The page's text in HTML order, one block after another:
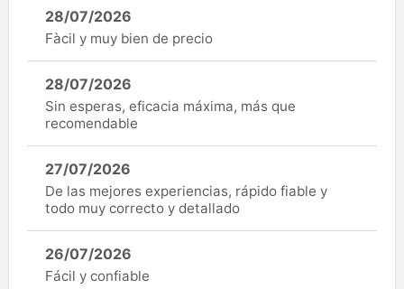
28/07/2026
Fàcil y muy bien de precio
28/07/2026
Sin esperas, eficacia máxima, más que
recomendable
27/07/2026
De las mejores experiencias, rápido fiable y
todo muy correcto y detallado
26/07/2026
Fácil y confiable